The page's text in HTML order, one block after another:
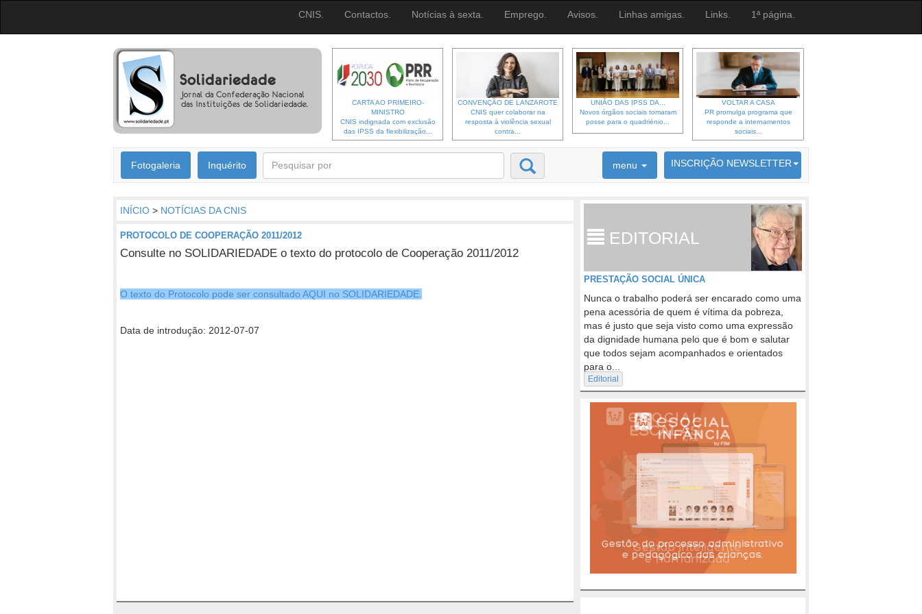
CNIS. Contactos. Notícias à sexta. Emprego. Avisos. Linhas amigas. Links. 1ª página.
CARTA AO PRIMEIRO-
MINISTRO
CNIS indignada com exclusão
das IPSS da flexibilização...
CONVENÇÃO DE LANZAROTE
CNIS quer colaborar na
resposta à violência sexual
contra...
UNIÃO DAS IPSS DA...
Novos órgãos sociais tomaram
posse para o quadriénio...
VOLTAR A CASA
PR promulga programa que
responde a internamentos
sociais...
Fotogaleria Inquérito menu INSCRIÇÃO NEWSLETTER
6692 membros inscritos
INÍCIO > NOTÍCIAS DA CNIS
PROTOCOLO DE COOPERAÇÃO 2011/2012
Consulte no SOLIDARIEDADE o texto do protocolo de Cooperação 2011/2012
O texto do Protocolo pode ser consultado AQUI no SOLIDARIEDADE.
Data de introdução: 2012-07-07
EDITORIAL
PRESTAÇÃO SOCIAL ÚNICA
Nunca o trabalho poderá ser encarado como uma
pena acessória de quem é vítima da pobreza,
mas é justo que seja visto como uma expressão
da dignidade humana pelo que é bom e salutar
que todos sejam acompanhados e orientados
para o...
Editorial